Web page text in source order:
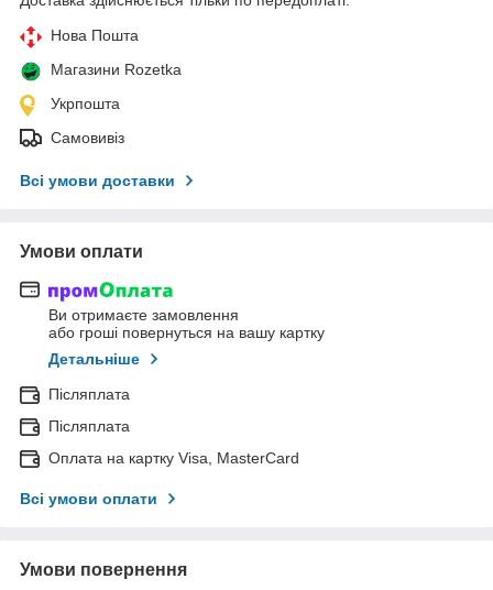
Нова Пошта
Магазини Rozetka
Укрпошта
Самовивіз
Всі умови доставки
Умови оплати
Ви отримаєте замовлення
або гроші повернуться на вашу картку
Детальніше
Післяплата
Післяплата
Оплата на картку Visa, MasterCard
Всі умови оплати
Умови повернення